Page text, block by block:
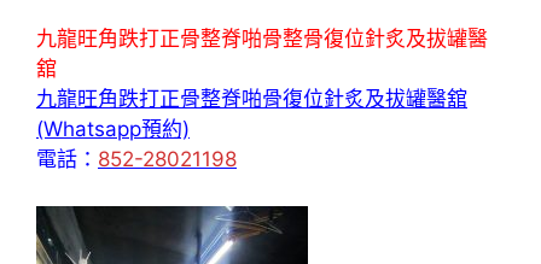
九龍旺角跌打正骨整脊啪骨整骨復位針炙及拔罐醫
舘
九龍旺角跌打正骨整脊啪骨復位針炙及拔罐醫舘
(Whatsapp預約)
電話： 852-28021198